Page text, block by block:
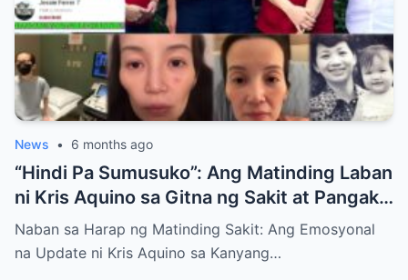
News • 6 months ago
“Hindi Pa Sumusuko”: Ang Matinding Laban
ni Kris Aquino sa Gitna ng Sakit at Pangako
sa mga Anak
Naban sa Harap ng Matinding Sakit: Ang Emosyonal
na Update ni Kris Aquino sa Kanyang…